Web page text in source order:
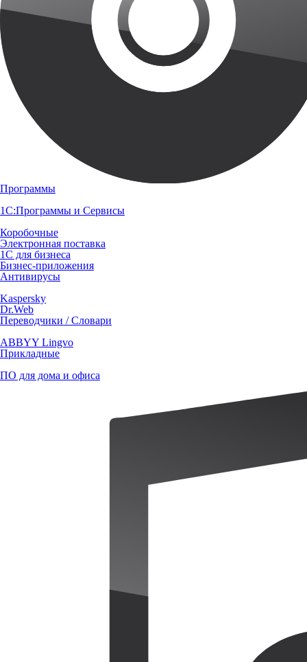
Программы
1С:Программы и Сервисы
Коробочные
Электронная поставка
1С для бизнеса
Бизнес-приложения
Антивирусы
Kaspersky
Dr.Web
Переводчики / Словари
ABBYY Lingvo
Прикладные
ПО для дома и офиса